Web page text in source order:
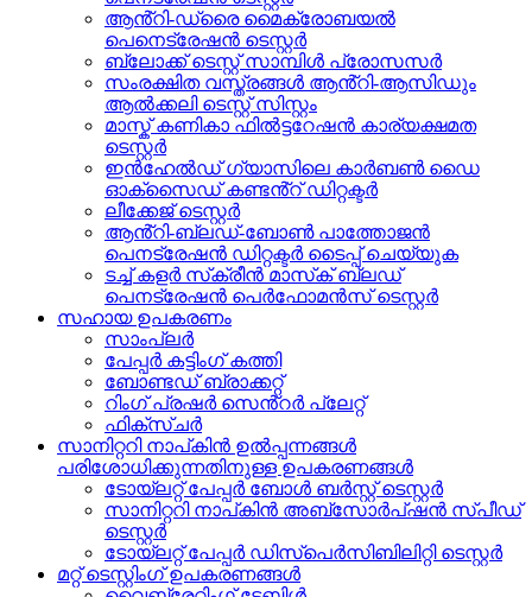
ആൻ്റി-ഡ്രൈ മൈക്രോബയൽ
പെനെട്രേഷൻ ടെസ്റ്റർ
ബ്ലോക്ക് ടെസ്റ്റ് സാമ്പിൾ പ്രോസസർ
സംരക്ഷിത വസ്ത്രങ്ങൾ ആൻ്റി-ആസിഡും
ആൽക്കലി ടെസ്റ്റ് സിസ്റ്റം
മാസ്ക് കണികാ ഫിൽട്ടറേഷൻ കാര്യക്ഷമത
ടെസ്റ്റർ
ഇൻഹേൽഡ് ഗ്യാസിലെ കാർബൺ ഡൈ
ഓക്സൈഡ് കണ്ടൻ്റ് ഡിറ്റക്ടർ
ലീക്കേജ് ടെസ്റ്റർ
ആൻ്റി-ബ്ലഡ്-ബോൺ പാത്തോജൻ
പെനട്രേഷൻ ഡിറ്റക്ടർ ടൈപ്പ് ചെയ്യുക
ടച്ച് കളർ സ്‌ക്രീൻ മാസ്‌ക് ബ്ലഡ്
പെനട്രേഷൻ പെർഫോമൻസ് ടെസ്റ്റർ
സഹായ ഉപകരണം
സാംപ്ലർ
പേപ്പർ കട്ടിംഗ് കത്തി
ബോണ്ടഡ് ബ്രാക്കറ്റ്
റിംഗ് പ്രഷർ സെൻ്റർ പ്ലേറ്റ്
ഫിക്സ്ചർ
സാനിറ്ററി നാപ്കിൻ ഉൽപ്പന്നങ്ങൾ
പരിശോധിക്കുന്നതിനുള്ള ഉപകരണങ്ങൾ
ടോയ്‌ലറ്റ് പേപ്പർ ബോൾ ബർസ്റ്റ് ടെസ്റ്റർ
സാനിറ്ററി നാപ്കിൻ അബ്സോർപ്ഷൻ സ്പീഡ്
ടെസ്റ്റർ
ടോയ്‌ലറ്റ് പേപ്പർ ഡിസ്‌പെർസിബിലിറ്റി ടെസ്റ്റർ
മറ്റ് ടെസ്റ്റിംഗ് ഉപകരണങ്ങൾ